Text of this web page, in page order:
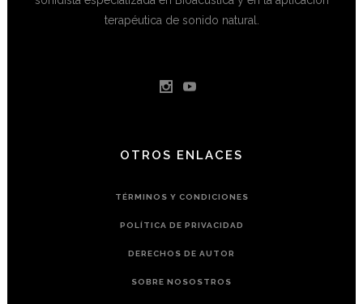
terapéutica de sonido natural.
OTROS ENLACES
TÉRMINOS Y CONDICIONES
POLÍTICA DE PRIVACIDAD
DERECHOS DE AUTOR
SOBRE NOSOSTROS